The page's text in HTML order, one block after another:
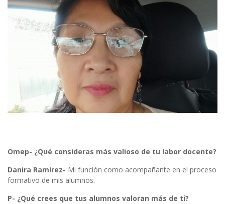
Omep- ¿Qué consideras más valioso de tu labor docente?
Danira Ramirez- Mi función como acompañante en el proceso
formativo de mis alumnos.
P- ¿Qué crees que tus alumnos valoran más de ti?